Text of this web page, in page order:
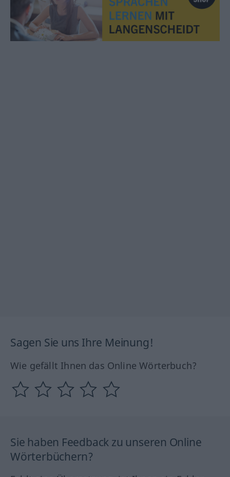
Sagen Sie uns Ihre Meinung!
Wie gefällt Ihnen das Online Wörterbuch?
Sie haben Feedback zu unseren Online
Wörterbüchern?